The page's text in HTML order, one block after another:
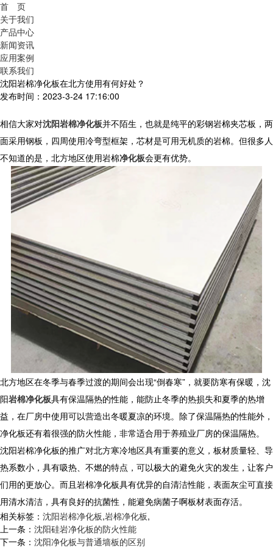
首 页
关于我们
产品中心
新闻资讯
应用案例
联系我们
沈阳岩棉净化板在北方使用有何好处？
发布时间：2023-3-24 17:16:00
相信大家对沈阳岩棉净化板并不陌生，也就是纯平的彩钢岩棉夹芯板，两
面采用钢板，四周使用冷弯型框架，芯材是可用无机质的岩棉。但很多人
不知道的是，北方地区使用岩棉净化板会更有优势。
北方地区在冬季与春季过渡的期间会出现“倒春寒”，就要防寒有保暖，沈
阳岩棉净化板具有保温隔热的性能，能防止冬季的热损失和夏季的热增
益，在厂房中使用可以营造出冬暖夏凉的环境。除了保温隔热的性能外，
净化板还有着很强的防火性能，非常适合用于养殖业厂房的保温隔热。
沈阳岩棉净化板的推广对北方寒冷地区具有重要的意义，板材质量轻、导
热系数小，具有吸热、不燃的特点，可以极大的避免火灾的发生，让客户
们用的更放心。而且岩棉净化板具有优异的自清洁性能，表面灰尘可直接
用清水清洁，具有良好的抗菌性，能避免病菌子啊板材表面存活。
相关标签： 沈阳岩棉净化板,岩棉净化板,
上一条： 沈阳硅岩净化板的防火性能
下一条： 沈阳净化板与普通墙板的区别